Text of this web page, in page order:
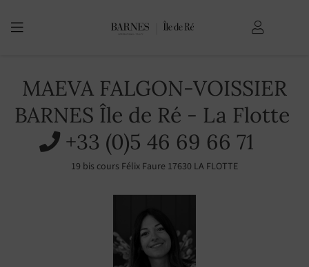
MAEVA FALGON-VOISSIER
BARNES Île de Ré - La Flotte
+33 (0)5 46 69 66 71
19 bis cours Félix Faure 17630 LA FLOTTE